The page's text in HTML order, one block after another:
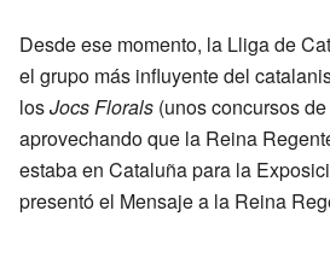
Desde ese momento, la Lliga de
el grupo más influyente del
losJocs Florals (unos concursos
aprovechando que la Reina
estaba en Cataluña para la
presentó el Mensaje a la Reina